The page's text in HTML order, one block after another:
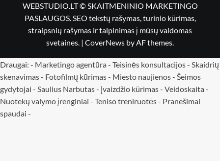
WEBSTUDIO.LT © SKAITMENINIO MARKETINGO
PASLAUGOS. SEO tekstų rašymas, turinio kūrimas,
straipsnių rašymas ir talpinimas į mūsų valdomas
svetaines. | CoverNews by AF themes.
Draugai: - Marketingo agentūra - Teisinės konsultacijos- Skaidrių
skenavimas- Fotofilmų kūrimas- Miesto naujienos- Šeimos
gydytojai - Saulius Narbutas- Įvaizdžio kūrimas- Veidoskaita -
Nuotekų valymo įrenginiai - Teniso treniruotės- Pranešimai
spaudai -